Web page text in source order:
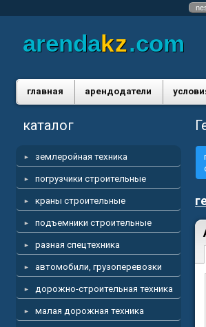
arendakz.com
главная арендодатели
каталог
землеройная техника
погрузчики строительные
краны строительные
подъемники строительные
разная спецтехника
автомобили, грузоперевозки
дорожно-строительная техника
малая дорожная техника